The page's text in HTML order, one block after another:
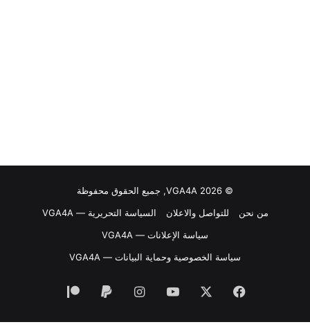
© VGA4A 2026, جميع الحقوق محفوظة
من نحن
للتواصل والاعلان
السياسة التحريرية — VGA4A
سياسة الإعلانات — VGA4A
سياسة الخصوصية وحماية البيانات — VGA4A
فيسبوك ‫YouTubeانستقرام
‏Paypal
‫Patreon